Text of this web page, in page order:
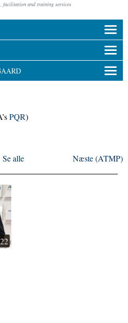
facilitation and training services
PQR)
Se alle Næste (ATMP)